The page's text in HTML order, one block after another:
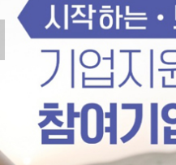
Previous